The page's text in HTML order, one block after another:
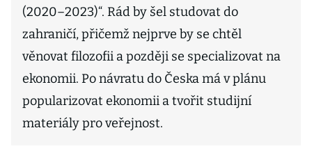
(2020–2023)“. Rád by šel studovat do
zahraničí, přičemž nejprve by se chtěl
věnovat filozofii a později se specializovat na
ekonomii. Po návratu do Česka má v plánu
popularizovat ekonomii a tvořit studijní
materiály pro veřejnost.